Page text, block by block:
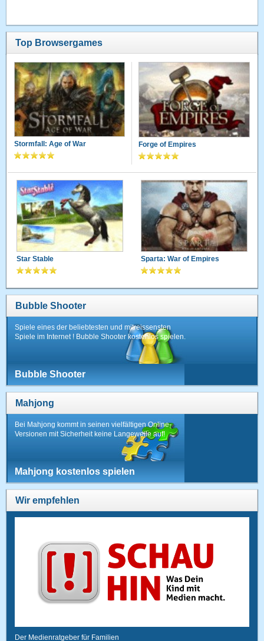
Top Browsergames
Stormfall: Age of War Forge of Empires
Star Stable Sparta: War of Empires
Bubble Shooter
Spiele eines der beliebtesten und mitreissensten
Spiele im Internet ! Bubble Shooter kostenlos spielen.
Bubble Shooter
Mahjong
Bei Mahjong kommt in seinen vielfältigen Online-
Versionen mit Sicherheit keine Langeweile auf!
Mahjong kostenlos spielen
Wir empfehlen
Der Medienratgeber für Familien